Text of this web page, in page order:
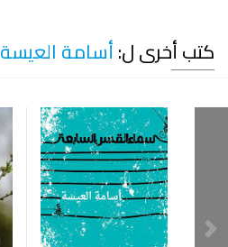
كتب أخرى ل:أسامة العيسة